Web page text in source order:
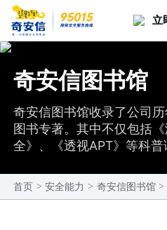
立
奇安信图书馆
奇安信图书馆收录了公司
图书专著。其中不仅包括
全》、《透视APT》等科普
等实战读物，还包括高校
翻译等图书。奇安信自编
首页 > 安全能力 > 奇安信图书馆 >